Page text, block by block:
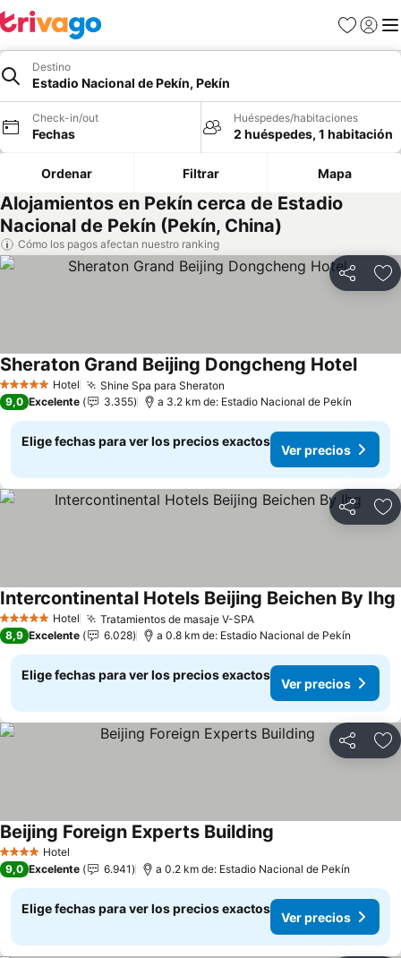
Favoritos
Iniciar
Destino
Estadio Nacional de Pekín, Pekín
Check-in/out
Fechas
Huéspedes/habitaciones
2 huéspedes, 1 habitación
Ordenar Filtrar Mapa
Alojamientos en Pekín cerca de Estadio
Nacional de Pekín (Pekín, China)
Cómo los pagos afectan nuestro ranking
Compartir
5 Estrellas Hotel Shine Spa para Sheraton
Sheraton Grand Beijing Dongcheng Hotel
9,0 Excelente 3.355 a 3.2 km de: Estadio Nacional de Pekín
Elige fechas para ver los precios exactos
Ver precios
Compartir
5 Estrellas Hotel Tratamientos de masaje V-SPA
Intercontinental Hotels Beijing Beichen By Ihg
8,9 Excelente 6.028 a 0.8 km de: Estadio Nacional de Pekín
Elige fechas para ver los precios exactos
Ver precios
Compartir
4 EstrellasHotel
Beijing Foreign Experts Building
9,0 Excelente 6.941 a 0.2 km de: Estadio Nacional de Pekín
Elige fechas para ver los precios exactos
Ver precios